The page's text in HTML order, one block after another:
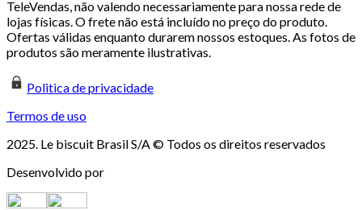
TeleVendas, não valendo necessariamente para nossa rede de
lojas físicas. O frete não está incluído no preço do produto.
Ofertas válidas enquanto durarem nossos estoques. As fotos de
produtos são meramente ilustrativas.
Politica de privacidade
Termos de uso
2025. Le biscuit Brasil S/A © Todos os direitos reservados
Desenvolvido por